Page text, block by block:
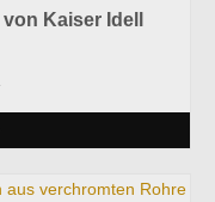
Kaiser Idell